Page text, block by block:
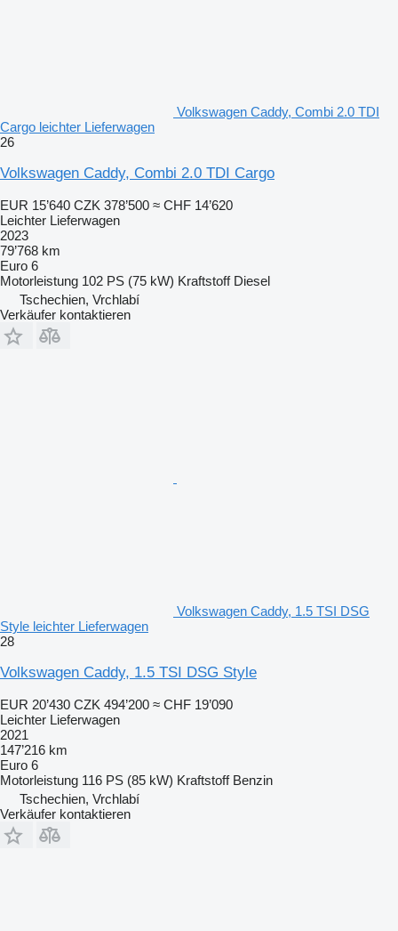
Volkswagen Caddy, Combi 2.0 TDI
Cargo leichter Lieferwagen
26
Volkswagen Caddy, Combi 2.0 TDI Cargo
EUR 15’640 CZK 378’500 ≈ CHF 14’620
Leichter Lieferwagen
2023
79’768 km
Euro 6
Motorleistung 102 PS (75 kW) Kraftstoff Diesel
Tschechien, Vrchlabí
Verkäufer kontaktieren
Volkswagen Caddy, 1.5 TSI DSG
Style leichter Lieferwagen
28
Volkswagen Caddy, 1.5 TSI DSG Style
EUR 20’430 CZK 494’200 ≈ CHF 19’090
Leichter Lieferwagen
2021
147’216 km
Euro 6
Motorleistung 116 PS (85 kW) Kraftstoff Benzin
Tschechien, Vrchlabí
Verkäufer kontaktieren